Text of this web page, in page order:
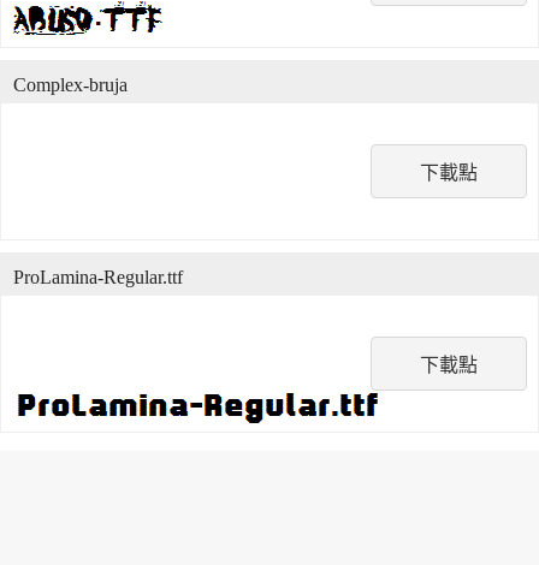
下載點
Complex-bruja
下載點
ProLamina-Regular.ttf